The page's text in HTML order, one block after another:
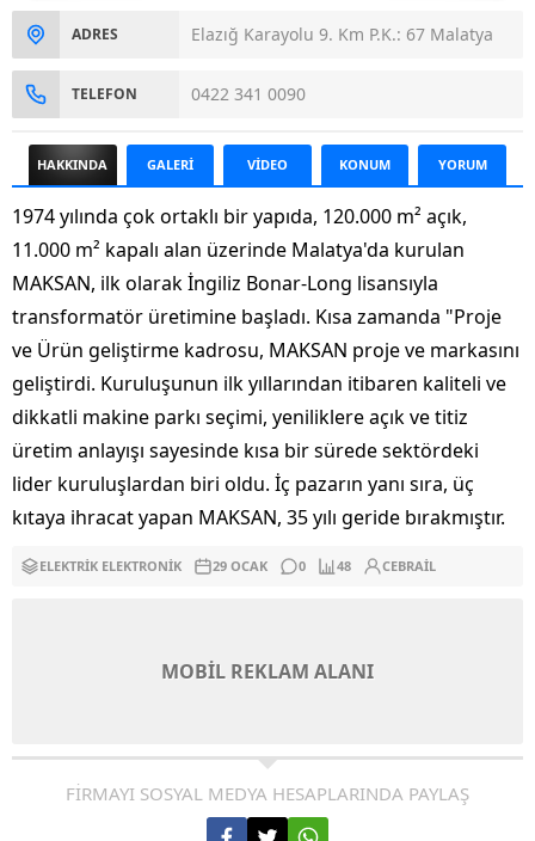
ADRES Elazığ Karayolu 9. Km P.K.: 67 Malatya
TELEFON 0422 341 0090
HAKKINDA GALERİ VİDEO KONUM YORUM
1974 yılında çok ortaklı bir yapıda, 120.000 m² açık,
11.000 m² kapalı alan üzerinde Malatya'da kurulan
MAKSAN, ilk olarak İngiliz Bonar-Long lisansıyla
transformatör üretimine başladı. Kısa zamanda "Proje
ve Ürün geliştirme kadrosu, MAKSAN proje ve markasını
geliştirdi. Kuruluşunun ilk yıllarından itibaren kaliteli ve
dikkatli makine parkı seçimi, yeniliklere açık ve titiz
üretim anlayışı sayesinde kısa bir sürede sektördeki
lider kuruluşlardan biri oldu. İç pazarın yanı sıra, üç
kıtaya ihracat yapan MAKSAN, 35 yılı geride bırakmıştır.
ELEKTRIK ELEKTRONIK 29 OCAK 0 48 CEBRAIL
MOBİL REKLAM ALANI
FİRMAYI SOSYAL MEDYA HESAPLARINDA PAYLAŞ